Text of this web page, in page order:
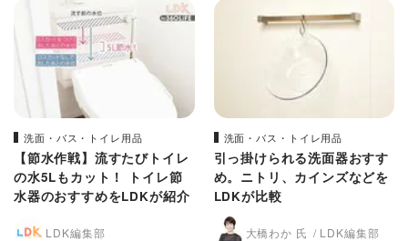
洗面・バス・トイレ用品
【節水作戦】流すたびトイレ
の水5Lもカット！ トイレ節
水器のおすすめをLDKが紹介
LDK編集部
洗面・バス・トイレ用品
引っ掛けられる洗面器おすす
め。ニトリ、カインズなどを
LDKが比較
大橋わか 氏 LDK編集部